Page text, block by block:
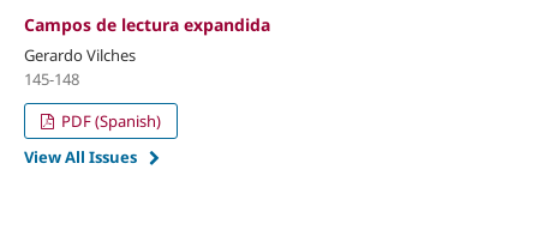
Campos de lectura expandida
Gerardo Vilches
145-148
PDF (Spanish)
View All Issues